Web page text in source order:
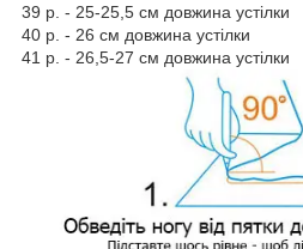
39 р. - 25-25,5 см довжина устілки
40 р. - 26 см довжина устілки
41 р. - 26,5-27 см довжина устілки